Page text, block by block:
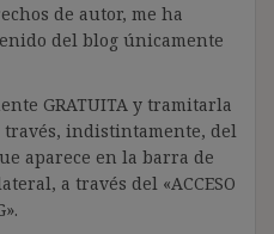
de autor, me ha
del blog únicamente
GRATUITA y tramitarla
través, indistintamente, del
aparece en la barra de
a través del «ACCESO